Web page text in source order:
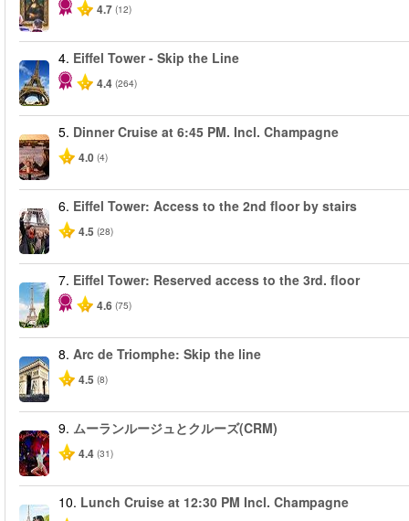
4.7 (12)
4. Eiffel Tower - Skip the Line
4.4 (264)
5. Dinner Cruise at 6:45 PM. Incl. Champagne
4.0 (4)
6. Eiffel Tower: Access to the 2nd floor by stairs
4.5 (28)
7. Eiffel Tower: Reserved access to the 3rd. floor
4.6 (75)
8. Arc de Triomphe: Skip the line
4.5 (8)
9. ムーランルージュとクルーズ(CRM)
4.4 (31)
10. Lunch Cruise at 12:30 PM Incl. Champagne